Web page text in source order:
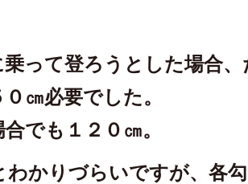
乗って登ろうとした場合
㎝必要でした。
でも１２０㎝。
わかりづらいですが、各